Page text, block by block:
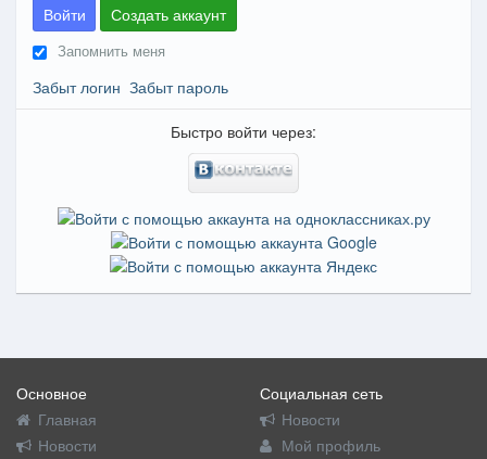
Войти Создать аккаунт
Запомнить меня
Забыт логин Забыт пароль
Быстро войти через:
Основное
Главная
Новости
Социальная сеть
Новости
Мой профиль